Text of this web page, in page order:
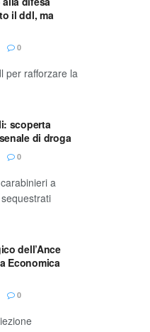
il ddl, ma
0
per rafforzare la
scoperta
di droga
0
a
dell’Ance
Economica
0